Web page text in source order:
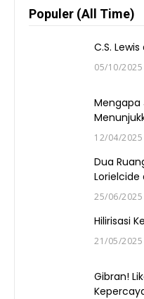
Populer (All Time)
C.S.
05/10/2025
Mengapa
12/04/2025
Dua
Lorielcide
25/06/2025
Hilirisasi
21/05/2025
Gibran!